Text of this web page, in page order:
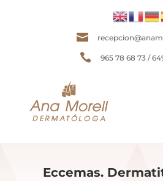

 965 78 68 73 /
Eccemas.